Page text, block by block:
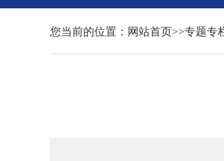
您当前的位置： 网站首页>>专题专